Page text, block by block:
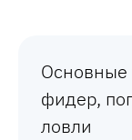
Основные
фидер,
ловли